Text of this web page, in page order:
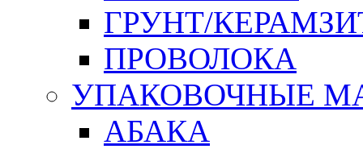
ГРУНТ/
ПРОВОЛОКА
УПАКОВОЧНЫЕ
АБАКА